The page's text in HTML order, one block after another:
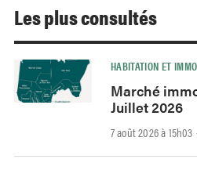
Les plus consultés
HABITATION ET
Marché
Juillet 2026
7 août 2026 à 15h03